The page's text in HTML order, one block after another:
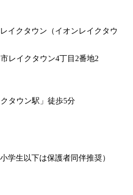
イクタウン（イオンレイクタウ
レイクタウン4丁目2番地2
タウン駅」徒歩5分
学生以下は保護者同伴推奨）